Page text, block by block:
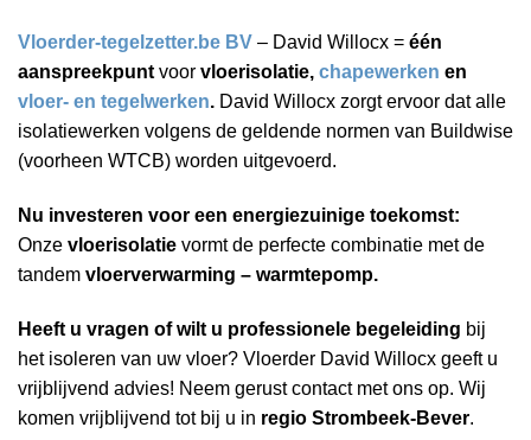
Vloerder-tegelzetter.be BV – David Willocx = één
aanspreekpunt voor vloerisolatie, chapewerken en
vloer- en tegelwerken. David Willocx zorgt ervoor dat alle
isolatiewerken volgens de geldende normen van Buildwise
(voorheen WTCB) worden uitgevoerd.
Nu investeren voor een energiezuinige toekomst:
Onze vloerisolatie vormt de perfecte combinatie met de
tandem vloerverwarming – warmtepomp.
Heeft u vragen of wilt u professionele begeleiding bij
het isoleren van uw vloer? Vloerder David Willocx geeft u
vrijblijvend advies! Neem gerust contact met ons op. Wij
komen vrijblijvend tot bij u in regio Strombeek-Bever.